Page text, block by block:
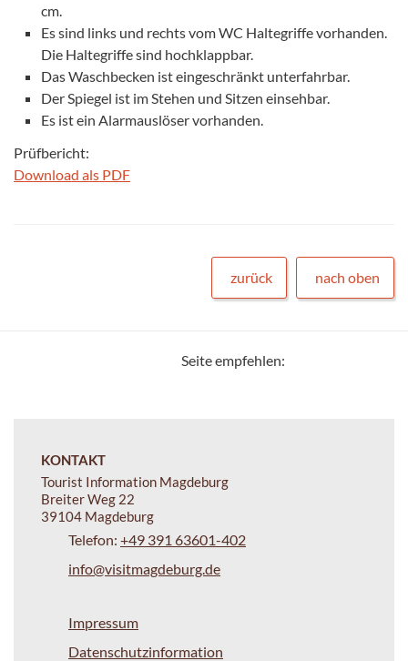
cm.
Es sind links und rechts vom WC Haltegriffe vorhanden.
Die Haltegriffe sind hochklappbar.
Das Waschbecken ist eingeschränkt unterfahrbar.
Der Spiegel ist im Stehen und Sitzen einsehbar.
Es ist ein Alarmauslöser vorhanden.
Prüfbericht:
Download als PDF
zurück nach oben
Seite empfehlen:
KONTAKT
Tourist Information Magdeburg
Breiter Weg 22
39104 Magdeburg
Telefon: +49 391 63601-402
info@visitmagdeburg.de
Impressum
Datenschutzinformation